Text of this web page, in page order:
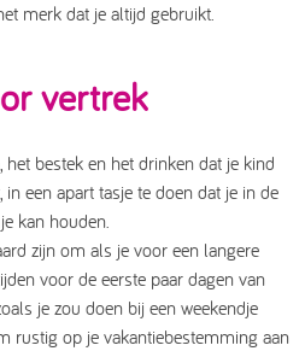
merk dat je altijd gebruikt.
vertrek
bestek en het drinken dat je kind
een apart tasje te doen dat je in de
kan houden.
zijn om als je voor een langere
voor de eerste paar dagen van
je zou doen bij een weekendje
rustig op je vakantiebestemming aan